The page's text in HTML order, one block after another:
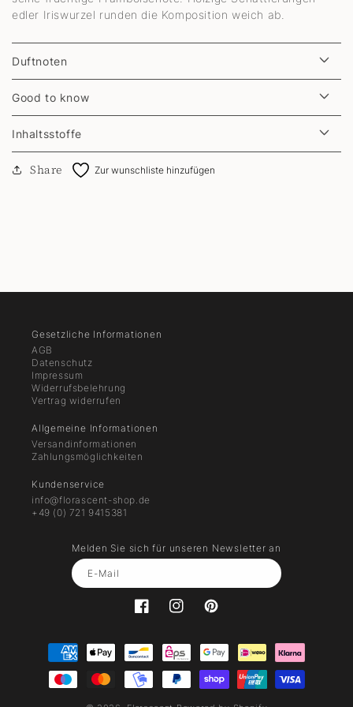
edler Iriswurzel runden die Komposition weich ab.
Duftnoten
Good to know
Inhaltsstoffe
Share Zur wunschliste hinzufügen
Gesetzliche Informationen
AGB
Datenschutz
Impressum
Widerrufsbelehrung
Vertrag widerrufen
Allgemeine Informationen
Versandinformationen
Zahlungsmöglichkeiten
Kundenservice
info@florascent-shop.de
+49 (0) 721 9415381
Melden Sie sich für unseren Newsletter an
E-Mail
Facebookflorascent.parfumeuers
Pinterest
Zahlungsmethoden